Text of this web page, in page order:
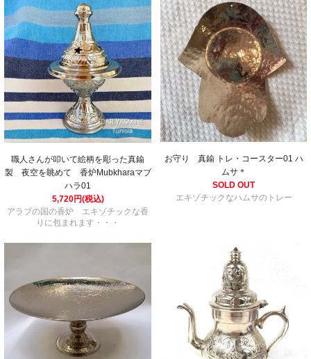
職人さんが叩いて絵柄を彫った真鍮
製 夜空を眺めて 香炉Mubkharaマブ
ハラ01
5,720円(税込)
アラブの国の香炉 エキゾチックな香
りに包まれます・・・
お守り 真鍮 トレ・コースター01 ハ
ムサ＊
SOLD OUT
エキゾチックなハムサのトレー